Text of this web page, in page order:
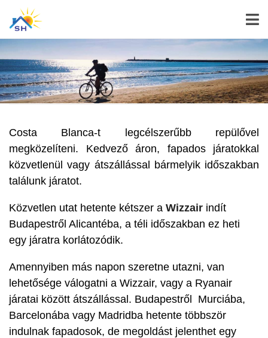
Costa Blanca-t legcélszerűbb repülővel
megközelíteni. Kedvező áron, fapados járatokkal
közvetlenül vagy átszállással bármelyik időszakban
találunk járatot.
Közvetlen utat hetente kétszer a Wizzair indít
Budapestről Alicantéba, a téli időszakban ez heti
egy járatra korlátozódik.
Amennyiben más napon szeretne utazni, van
lehetősége válogatni a Wizzair, vagy a Ryanair
járatai között átszállással. Budapestről Murciába,
Barcelonába vagy Madridba hetente többször
indulnak fapadosok, de megoldást jelenthet egy